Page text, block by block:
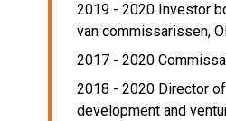
2019 - 2020 Investor
van commissarissen,
2017 - 2020
2018 - 2020 Director
development and